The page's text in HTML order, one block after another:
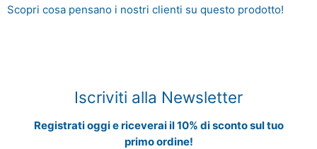
Scopri cosa pensano i nostri clienti su questo prodotto!
Iscriviti alla Newsletter
Registrati oggi e riceverai il 10% di sconto sul tuo
primo ordine!